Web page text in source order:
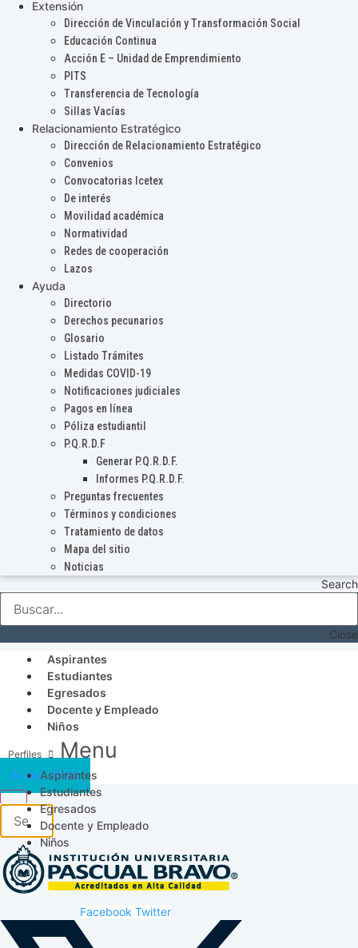
Extensión
Dirección de Vinculación y Transformación Social
Educación Continua
Acción E – Unidad de Emprendimiento
PITS
Transferencia de Tecnología
Sillas Vacías
Relacionamiento Estratégico
Dirección de Relacionamiento Estratégico
Convenios
Convocatorias Icetex
De interés
Movilidad académica
Normatividad
Redes de cooperación
Lazos
Ayuda
Directorio
Derechos pecunarios
Glosario
Listado Trámites
Medidas COVID-19
Notificaciones judiciales
Pagos en línea
Póliza estudiantil
P.Q.R.D.F
Generar P.Q.R.D.F.
Informes P.Q.R.D.F.
Preguntas frecuentes
Términos y condiciones
Tratamiento de datos
Mapa del sitio
Noticias
Search
Close
Aspirantes
Estudiantes
Egresados
Docente y Empleado
Niños
Menu
Aspirantes
Estudiantes
Egresados
Docente y Empleado
Niños
Acceso SICAU
Facebook Twitter